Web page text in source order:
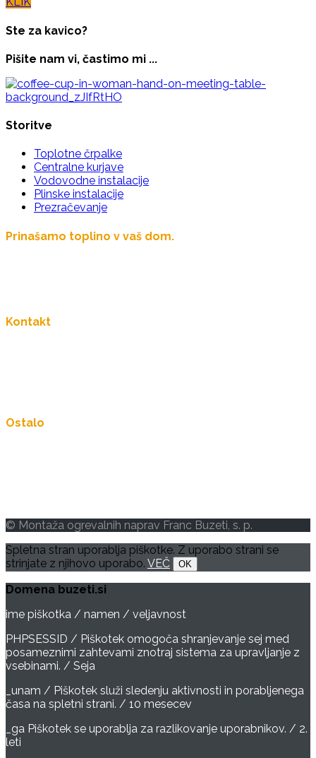
Ste za kavico?
Pišite nam vi, častimo mi ...
Storitve
Toplotne črpalke
Centralne kurjave
Vodovodne instalacije
Plinske instalacije
Prezračevanje
Prinašamo toplino v vaš dom.
Kontakt
Ostalo
© Montaža ogrevalnih naprav Franc Buzeti, s. p.
Spletna stran uporablja piškotke. Z uporabo strani se
strinjate z njihovo uporabo. VEČ OK
Domena buzeti.si
ime piškotka / namen / veljavnost
PHPSESSID / Piškotek omogoča shranjevanje sej med
posameznimi zahtevami znotraj sistema za upravljanje z
vsebinami. / Seja
_unam / Piškotek služi sledenju aktivnosti in porabljenega
časa na spletni strani. / 10 mesecev
_ga Piškotek se uporablja za razlikovanje uporabnikov. / 2.
leti